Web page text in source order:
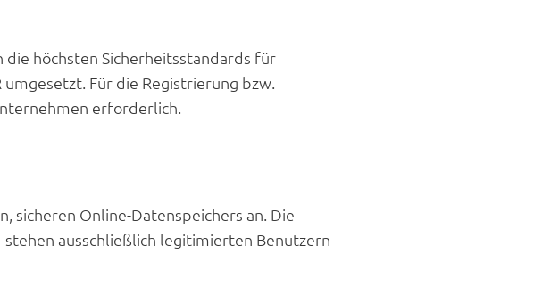
höchsten Sicherheitsstandards für
umgesetzt. Für die Registrierung bzw.
erforderlich.
sicheren Online-Datenspeichers an. Die
ausschließlich legitimierten Benutzern